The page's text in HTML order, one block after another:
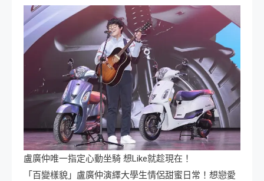
盧廣仲唯一指定心動坐騎 想Like就趁現在！
「百變樣貌」盧廣仲演繹大學生情侶甜蜜日常！想戀愛